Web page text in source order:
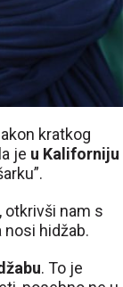
kratkog
je u Kaliforniju
otkrivši nam s
nosi hidžab.
. To je